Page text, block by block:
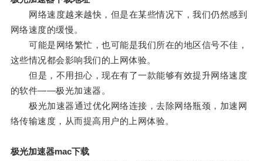
网络速度越来越快，但是在某些情况下，我们仍然感到
网络速度的缓慢。
可能是网络繁忙，也可能是我们所在的地区信号不佳，
这些情况都会影响我们的上网体验。
但是，不用担心，现在有了一款能够有效提升网络速度
的软件——极光加速器。
极光加速器通过优化网络连接，去除网络瓶颈，加速网
络传输速度，从而提高用户的上网体验。
极光加速器mac下载